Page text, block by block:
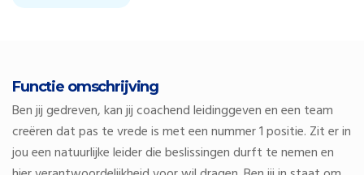
Functie omschrijving
Ben jij gedreven, kan jij coachend leidinggeven en een team
creëren dat pas te vrede is met een nummer 1 positie. Zit er in
jou een natuurlijke leider die beslissingen durft te nemen en